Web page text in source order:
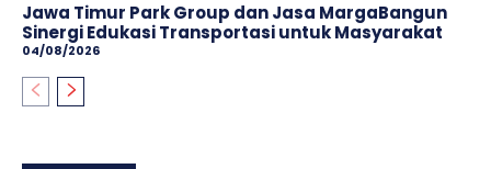
Jawa Timur Park Group dan Jasa MargaBangun
Sinergi Edukasi Transportasi untuk Masyarakat
04/08/2026